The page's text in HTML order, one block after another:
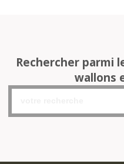
Rechercher parmi
wallons